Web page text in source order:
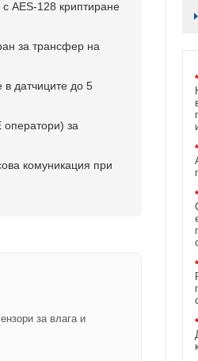
с AES-128 криптиране
за трансфер на
в датчиците до 5
оператори) за
комуникация при
за влага и